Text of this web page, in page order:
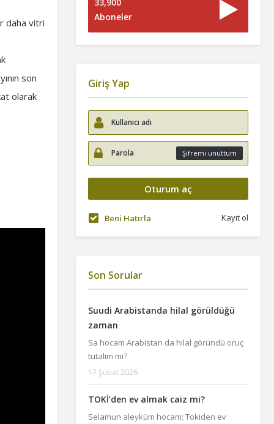
daha vitri
son
olarak
Aboneler
Giriş Yap
Şifremi unuttum
Beni Hatırla Kayıt ol
Son Sorular
Suudi Arabistanda hilal görüldüğü
zaman
Sa hocam Arabistan da hilal göründü oruç
tutalım mi?
17 Şubat 2026
TOKİ’den ev almak caiz mi?
Selamun aleyküm hocam; Tokiden ev